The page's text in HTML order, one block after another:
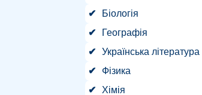
Біологія
Географія
Українська література
Фізика
Хімія